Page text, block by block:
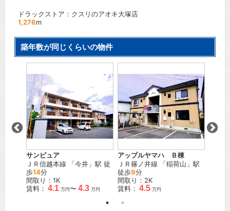
ドラックストア：クスリのアオキ大塚店
1,276m
築年数が同じくらいの物件
サンピュア
ＪＲ信越本線 「今井 」駅 徒
歩14分
間取り：1K
賃料： 4.1 万円〜 4.3 万円
アップルヤマハ Ｂ棟
ＪＲ篠ノ井線 「稲荷山 」駅
徒歩9分
間取り：2K
賃料： 4.5 万円